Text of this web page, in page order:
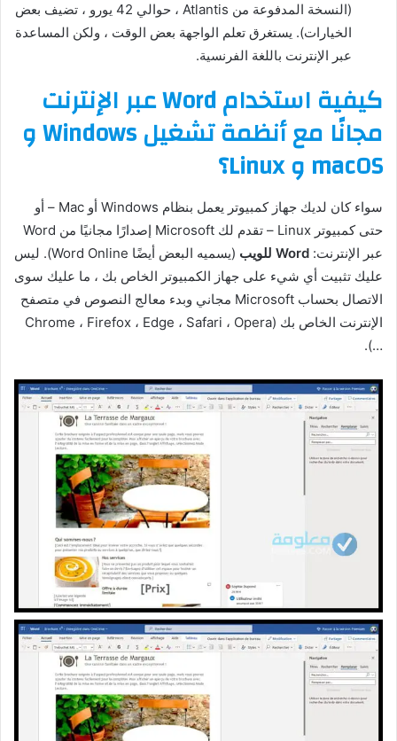
(النسخة المدفوعة من Atlantis ، حوالي 42 يورو ، تضيف بعض
الخيارات). يستغرق تعلم الواجهة بعض الوقت ، ولكن المساعدة
عبر الإنترنت باللغة الفرنسية.
كيفية استخدامWordعبر الإنترنت
مجانًا مع أنظمة تشغيلWindowsو
macOS وLinux؟
سواء كان لديك جهاز كمبيوتر يعمل بنظام Windows أو Mac – أو
حتى كمبيوتر Linux – تقدم لك Microsoft إصدارًا مجانيًا من Word
عبر الإنترنت: Word للويب
(يسميه البعض أيضًا Word Online). ليس
عليك تثبيت أي شيء على جهاز الكمبيوتر الخاص بك ، ما عليك سوى
الاتصال بحساب Microsoft مجاني وبدء معالج النصوص في متصفح
الإنترنت الخاص بك (Chrome ، Firefox ، Edge ، Safari ، Opera
…).